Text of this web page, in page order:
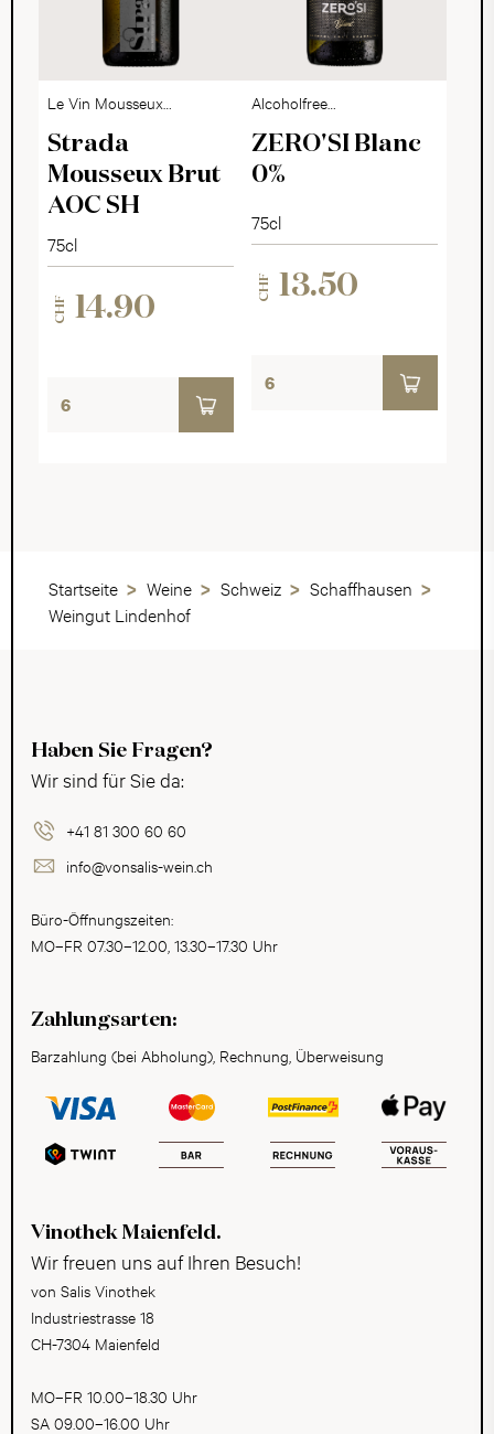
Le Vin Mousseux
Suisse
Strada
Mousseux Brut
AOC SH
75cl
CHF 14.90
Alcoholfree
Sparkling Dry
ZERO'SI Blanc
0%
75cl
CHF 13.50
Startseite Weine Schweiz
Schaffhausen
Weingut Lindenhof
Haben Sie Fragen?
Wir sind für Sie da:
+41 81 300 60 60
info@vonsalis-wein.ch
Büro-Öffnungszeiten:
MO–FR 07.30–12.00, 13.30–17.30 Uhr
Zahlungsarten:
Barzahlung (bei Abholung), Rechnung, Überweisung
Vinothek Maienfeld.
Wir freuen uns auf Ihren Besuch!
von Salis Vinothek
Industriestrasse 18
CH-7304 Maienfeld
MO–FR 10.00–18.30 Uhr
SA 09.00–16.00 Uhr